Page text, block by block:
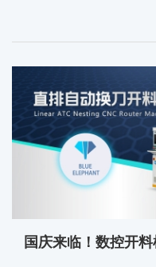
国庆来临！数控开